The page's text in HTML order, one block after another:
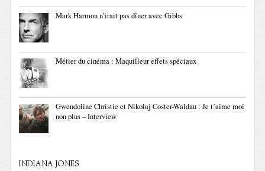
Mark Harmon n’irait pas dîner avec Gibbs
Métier du cinéma : Maquilleur effets spéciaux
Gwendoline Christie et Nikolaj Coster-Waldau : Je t’aime moi
non plus – Interview
INDIANA JONES